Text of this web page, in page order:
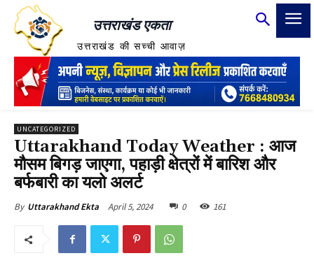
उत्तराखंड एकता
उत्तराखंड की सच्ची आवाज़
UNCATEGORIZED
Uttarakhand Today Weather : आज
मौसम बिगड़ जाएगा, पहाड़ी क्षेत्रों में बारिश और
बर्फबारी का यलो अलर्ट
By Uttarakhand Ekta April 5, 2024 0 161